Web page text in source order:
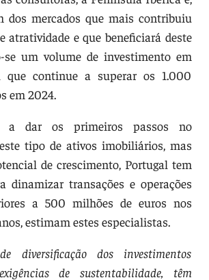
dos mercados que mais contribuiu
atratividade e que beneficiará deste
se um volume de investimento em
que continue a superar os 1.000
em 2024.
a dar os primeiros passos no
tipo de ativos imobiliários, mas
de crescimento, Portugal tem
dinamizar transações e operações
a 500 milhões de euros nos
estimam estes especialistas.
diversificação dos investimentos
de sustentabilidade, têm